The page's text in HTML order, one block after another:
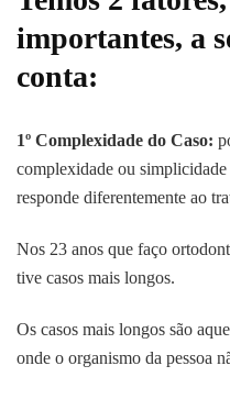
importantes, a
conta:
1º Complexidade do Caso:
complexidade ou simplicidade
responde diferentemente ao
Nos 23 anos que faço
tive casos mais longos.
Os casos mais longos são
onde o organismo da pessoa